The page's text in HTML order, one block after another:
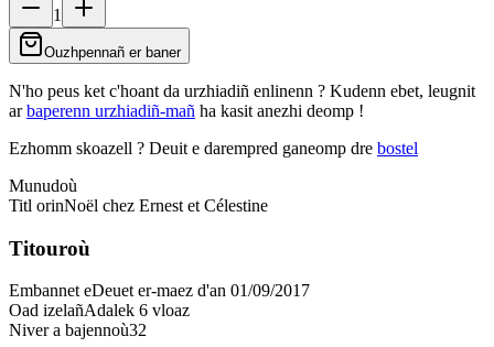
1
Ouzhpennañ er baner
N'ho peus ket c'hoant da urzhiadiñ enlinenn ? Kudenn ebet, leugnit
arbaperenn urzhiadiñ-mañ ha kasit anezhi deomp !
Ezhomm skoazell ? Deuit e darempred ganeomp dre bostel
Munudoù
Titl orinNoël chez Ernest et Célestine
Titouroù
Embannet eDeuet er-maez d'an 01/09/2017
Oad izelañAdalek 6 vloaz
Niver a bajennoù32